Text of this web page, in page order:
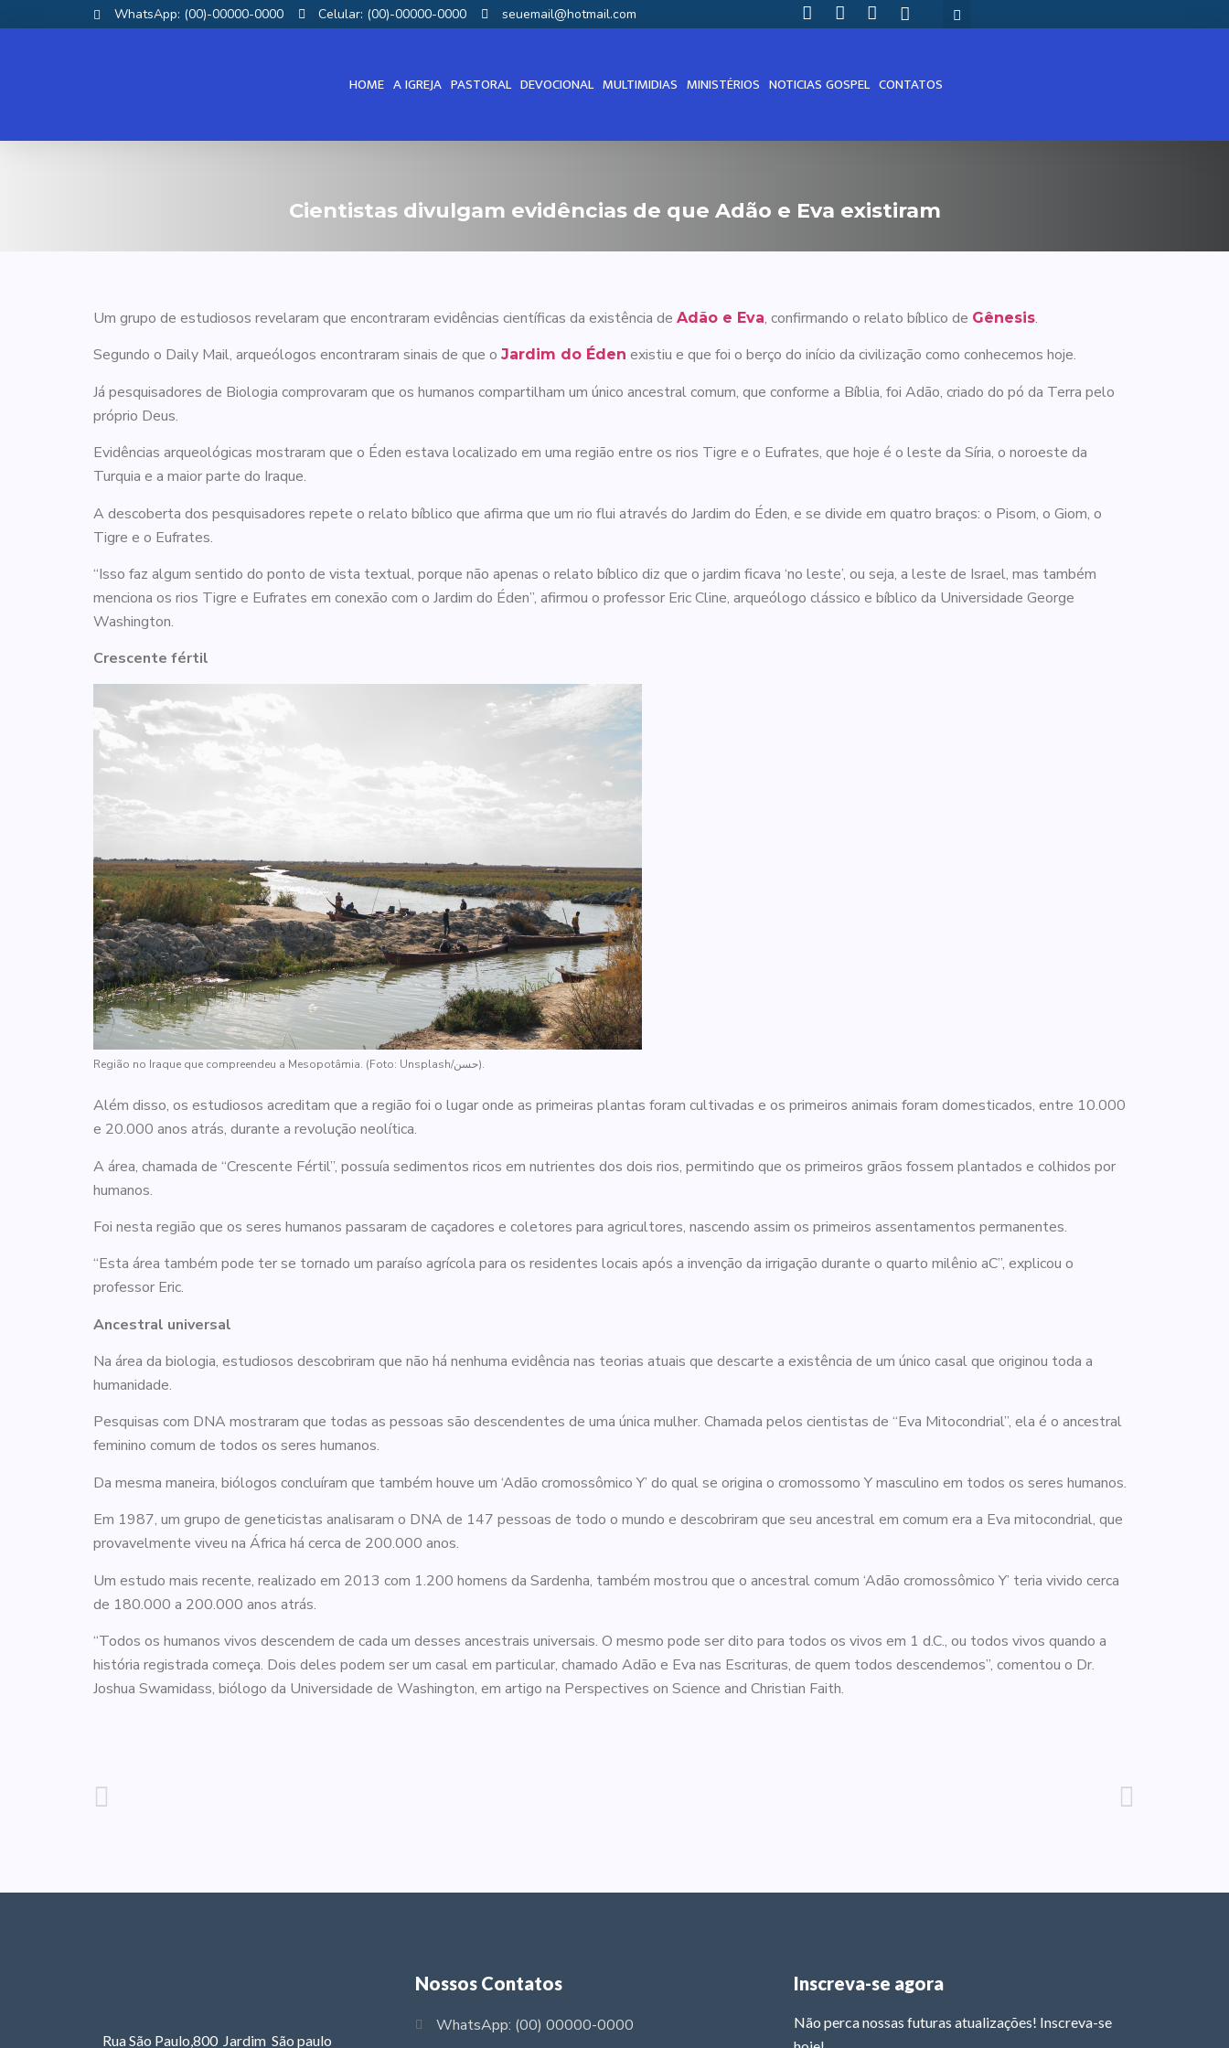
WhatsApp: (00)-00000-0000 Celular: (00)-00000-0000 seuemail@hotmail.com
HOME A IGREJA PASTORAL DEVOCIONAL MULTIMIDIAS MINISTÉRIOS NOTICIAS GOSPEL CONTATOS
Cientistas divulgam evidências de que Adão e Eva existiram
Um grupo de estudiosos revelaram que encontraram evidências científicas da existência de Adão e Eva, confirmando o relato bíblico de Gênesis.
Segundo o Daily Mail, arqueólogos encontraram sinais de que o Jardim do Éden existiu e que foi o berço do início da civilização como conhecemos hoje.
Já pesquisadores de Biologia comprovaram que os humanos compartilham um único ancestral comum, que conforme a Bíblia, foi Adão, criado do pó da Terra pelo
próprio Deus.
Evidências arqueológicas mostraram que o Éden estava localizado em uma região entre os rios Tigre e o Eufrates, que hoje é o leste da Síria, o noroeste da
Turquia e a maior parte do Iraque.
A descoberta dos pesquisadores repete o relato bíblico que afirma que um rio flui através do Jardim do Éden, e se divide em quatro braços: o Pisom, o Giom, o
Tigre e o Eufrates.
“Isso faz algum sentido do ponto de vista textual, porque não apenas o relato bíblico diz que o jardim ficava ‘no leste’, ou seja, a leste de Israel, mas também
menciona os rios Tigre e Eufrates em conexão com o Jardim do Éden”, afirmou o professor Eric Cline, arqueólogo clássico e bíblico da Universidade George
Washington.
Crescente fértil
Região no Iraque que compreendeu a Mesopotâmia. (Foto: Unsplash/حسن).
Além disso, os estudiosos acreditam que a região foi o lugar onde as primeiras plantas foram cultivadas e os primeiros animais foram domesticados, entre 10.000
e 20.000 anos atrás, durante a revolução neolítica.
A área, chamada de “Crescente Fértil”, possuía sedimentos ricos em nutrientes dos dois rios, permitindo que os primeiros grãos fossem plantados e colhidos por
humanos.
Foi nesta região que os seres humanos passaram de caçadores e coletores para agricultores, nascendo assim os primeiros assentamentos permanentes.
“Esta área também pode ter se tornado um paraíso agrícola para os residentes locais após a invenção da irrigação durante o quarto milênio aC”, explicou o
professor Eric.
Ancestral universal
Na área da biologia, estudiosos descobriram que não há nenhuma evidência nas teorias atuais que descarte a existência de um único casal que originou toda a
humanidade.
Pesquisas com DNA mostraram que todas as pessoas são descendentes de uma única mulher. Chamada pelos cientistas de “Eva Mitocondrial”, ela é o ancestral
feminino comum de todos os seres humanos.
Da mesma maneira, biólogos concluíram que também houve um ‘Adão cromossômico Y’ do qual se origina o cromossomo Y masculino em todos os seres humanos.
Em 1987, um grupo de geneticistas analisaram o DNA de 147 pessoas de todo o mundo e descobriram que seu ancestral em comum era a Eva mitocondrial, que
provavelmente viveu na África há cerca de 200.000 anos.
Um estudo mais recente, realizado em 2013 com 1.200 homens da Sardenha, também mostrou que o ancestral comum ‘Adão cromossômico Y’ teria vivido cerca
de 180.000 a 200.000 anos atrás.
“Todos os humanos vivos descendem de cada um desses ancestrais universais. O mesmo pode ser dito para todos os vivos em 1 d.C., ou todos vivos quando a
história registrada começa. Dois deles podem ser um casal em particular, chamado Adão e Eva nas Escrituras, de quem todos descendemos”, comentou o Dr.
Joshua Swamidass, biólogo da Universidade de Washington, em artigo na Perspectives on Science and Christian Faith.
Rua São Paulo,800 Jardim São paulo
Nossos Contatos
WhatsApp: (00) 00000-0000
Inscreva-se agora
Não perca nossas futuras atualizações! Inscreva-se